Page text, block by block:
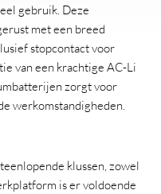
gebruik. Deze
met een breed
stopcontact voor
van een krachtige AC-Li
zorgt voor
werkomstandigheden.
klussen, zowel
is er voldoende